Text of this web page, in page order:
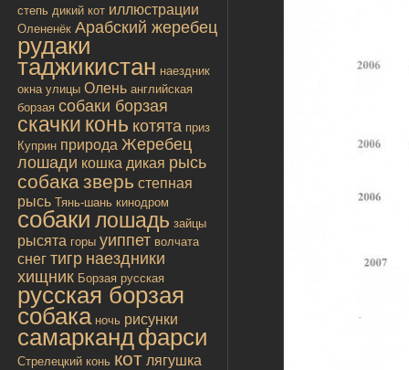
степь дикий кот иллюстрации
Олененёк Арабский жеребец
рудаки
таджикистан наездник
окна улицы Олень английская
борзая собаки борзая
скачки конь котята приз
Куприн природа Жеребец
лошади кошка дикая рысь
собаказверь степная
рысь Тянь-шань кинодром
собаки лошадь зайцы
рысята горы уиппет волчата
снег тигр наездники
хищник Борзая русская
русская борзая
собака ночь рисунки
самаркандфарси
Стрелецкий конь кот лягушка